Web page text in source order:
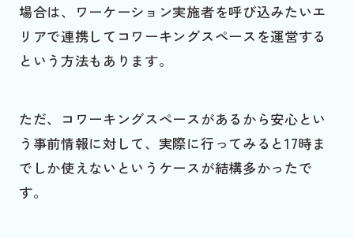
場合は、ワーケーション実施者を呼び込みたいエ
リアで連携してコワーキングスペースを運営する
という方法もあります。
ただ、コワーキングスペースがあるから安心とい
う事前情報に対して、実際に行ってみると17時ま
でしか使えないというケースが結構多かったで
す。